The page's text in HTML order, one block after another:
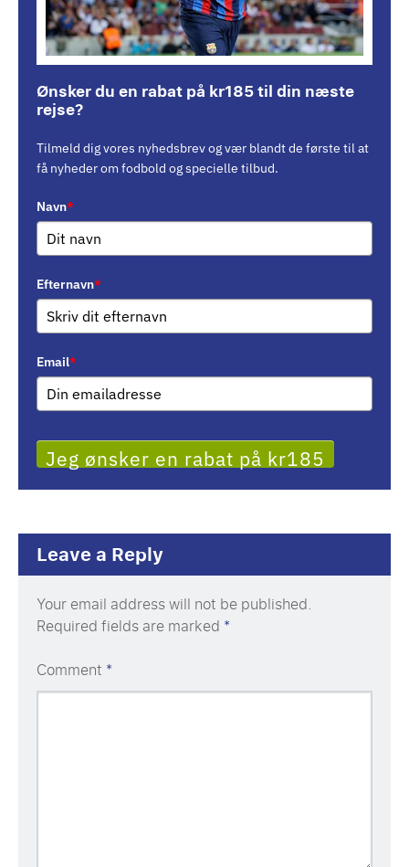
Ønsker du en rabat på kr185 til din næste
rejse?
Tilmeld dig vores nyhedsbrev og vær blandt de første til at
få nyheder om fodbold og specielle tilbud.
Navn*
Efternavn*
Email*
Jeg ønsker en rabat på kr185
Leave a Reply
Your email address will not be published.
Required fields are marked *
Comment *